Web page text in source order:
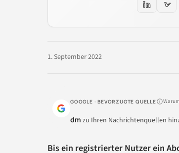
1. September 2022
GOOGLE · BEVORZUGTE QUELLE
dm zu Ihren Nachrichtenquellen
Bis ein registrierter Nutzer ein